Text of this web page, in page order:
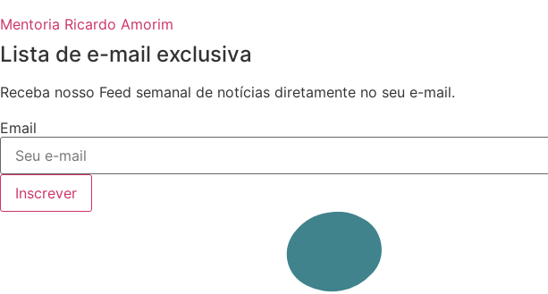
Mentoria Ricardo Amorim
Lista de e-mail exclusiva
Receba nosso Feed semanal de notícias diretamente no seu e-mail.
Email
Inscrever